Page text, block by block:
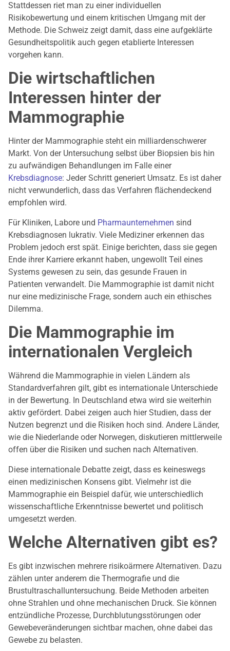
Stattdessen riet man zu einer individuellen
Risikobewertung und einem kritischen Umgang mit der
Methode. Die Schweiz zeigt damit, dass eine aufgeklärte
Gesundheitspolitik auch gegen etablierte Interessen
vorgehen kann.
Die wirtschaftlichen
Interessen hinter der
Mammographie
Hinter der Mammographie steht ein milliardenschwerer
Markt. Von der Untersuchung selbst über Biopsien bis hin
zu aufwändigen Behandlungen im Falle einer
Krebsdiagnose: Jeder Schritt generiert Umsatz. Es ist daher
nicht verwunderlich, dass das Verfahren flächendeckend
empfohlen wird.
Für Kliniken, Labore und Pharmaunternehmen sind
Krebsdiagnosen lukrativ. Viele Mediziner erkennen das
Problem jedoch erst spät. Einige berichten, dass sie gegen
Ende ihrer Karriere erkannt haben, ungewollt Teil eines
Systems gewesen zu sein, das gesunde Frauen in
Patienten verwandelt. Die Mammographie ist damit nicht
nur eine medizinische Frage, sondern auch ein ethisches
Dilemma.
Die Mammographie im
internationalen Vergleich
Während die Mammographie in vielen Ländern als
Standardverfahren gilt, gibt es internationale Unterschiede
in der Bewertung. In Deutschland etwa wird sie weiterhin
aktiv gefördert. Dabei zeigen auch hier Studien, dass der
Nutzen begrenzt und die Risiken hoch sind. Andere Länder,
wie die Niederlande oder Norwegen, diskutieren mittlerweile
offen über die Risiken und suchen nach Alternativen.
Diese internationale Debatte zeigt, dass es keineswegs
einen medizinischen Konsens gibt. Vielmehr ist die
Mammographie ein Beispiel dafür, wie unterschiedlich
wissenschaftliche Erkenntnisse bewertet und politisch
umgesetzt werden.
Welche Alternativen gibt es?
Es gibt inzwischen mehrere risikoärmere Alternativen. Dazu
zählen unter anderem die Thermografie und die
Brustultraschalluntersuchung. Beide Methoden arbeiten
ohne Strahlen und ohne mechanischen Druck. Sie können
entzündliche Prozesse, Durchblutungsstörungen oder
Gewebeveränderungen sichtbar machen, ohne dabei das
Gewebe zu belasten.